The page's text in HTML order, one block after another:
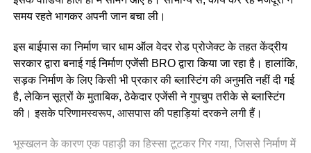
समय रहते भागकर अपनी जान बचा ली।
इस बाईपास का निर्माण चार धाम ऑल वेदर रोड प्रोजेक्ट के तहत केंद्रीय
सरकार द्वारा बनाई गई निर्माण एजेंसी BRO द्वारा किया जा रहा है। हालांकि,
सड़क निर्माण के लिए किसी भी प्रकार की ब्लास्टिंग की अनुमति नहीं दी गई
है, लेकिन सूत्रों के मुताबिक, ठेकेदार एजेंसी ने गुपचुप तरीके से ब्लास्टिंग
की। इसके परिणामस्वरूप, आसपास की पहाड़ियां दरकने लगी हैं।
भूस्खलन के कारण एक पहाड़ी का हिस्सा टूटकर गिर गया, जिससे निर्माण में